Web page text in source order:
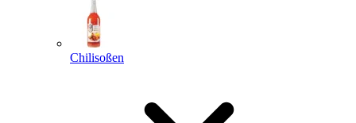
Chilisoßen